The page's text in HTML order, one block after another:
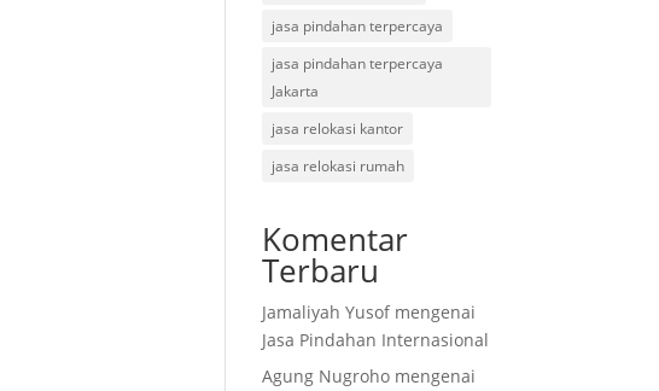
jasa pindahan terpercaya
jasa pindahan terpercaya
Jakarta
jasa relokasi kantor
jasa relokasi rumah
Komentar
Terbaru
Jamaliyah Yusofmengenai
Jasa Pindahan Internasional
Agung Nugroho mengenai